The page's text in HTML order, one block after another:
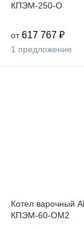
КПЭМ-250-О
от 617 767 ₽
1 предложение
Котел варочный
КПЭМ-60-ОМ2